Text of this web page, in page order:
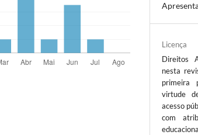
Licença
Direitos
nesta
primeira
virtude
acesso
com